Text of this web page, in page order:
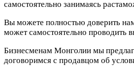
самостоятельно занимаясь
Вы можете полностью доверить
может самостоятельно проводить
Бизнесменам Монголии мы
договоримся с продавцом об